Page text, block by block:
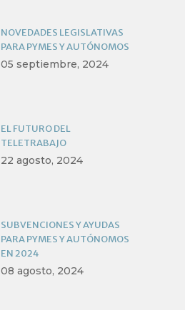
NOVEDADES LEGISLATIVAS
PARA PYMES Y AUTÓNOMOS
05 septiembre, 2024
EL FUTURO DEL
TELETRABAJO
22 agosto, 2024
SUBVENCIONES Y AYUDAS
PARA PYMES Y AUTÓNOMOS
EN 2024
08 agosto, 2024